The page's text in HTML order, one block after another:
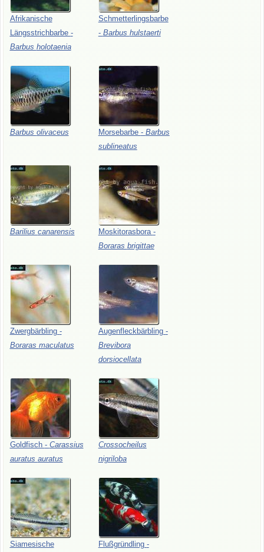
Afrikanische
Längsstrichbarbe -
Barbus holotaenia
Schmetterlingsbarbe
- Barbus hulstaerti
Barbus olivaceus Morsebarbe - Barbus
sublineatus
Barilius canarensis Moskitorasbora -
Boraras brigittae
Zwergbärbling -
Boraras maculatus
Augenfleckbärbling -
Brevibora
dorsiocellata
Goldfisch - Carassius
auratus auratus
Crossocheilus
nigriloba
Siamesische
Flußgründling -